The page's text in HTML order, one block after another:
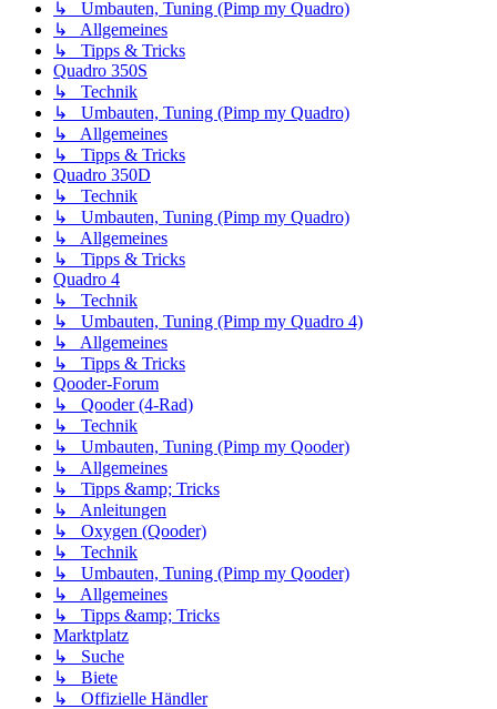
↳ Umbauten, Tuning (Pimp my Quadro)
↳ Allgemeines
↳ Tipps & Tricks
Quadro 350S
↳ Technik
↳ Umbauten, Tuning (Pimp my Quadro)
↳ Allgemeines
↳ Tipps & Tricks
Quadro 350D
↳ Technik
↳ Umbauten, Tuning (Pimp my Quadro)
↳ Allgemeines
↳ Tipps & Tricks
Quadro 4
↳ Technik
↳ Umbauten, Tuning (Pimp my Quadro 4)
↳ Allgemeines
↳ Tipps & Tricks
Qooder-Forum
↳ Qooder (4-Rad)
↳ Technik
↳ Umbauten, Tuning (Pimp my Qooder)
↳ Allgemeines
↳ Tipps &amp; Tricks
↳ Anleitungen
↳ Oxygen (Qooder)
↳ Technik
↳ Umbauten, Tuning (Pimp my Qooder)
↳ Allgemeines
↳ Tipps &amp; Tricks
Marktplatz
↳ Suche
↳ Biete
↳ Offizielle Händler